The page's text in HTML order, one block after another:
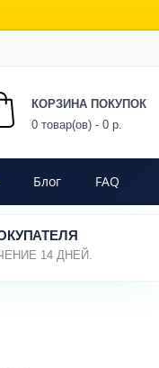
КОРЗИНА ПОКУПОК
0 товар(ов) - 0 р.
Блог FAQ
14 ДНЕЙ.